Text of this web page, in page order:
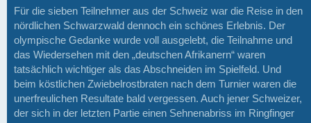
Für die sieben Teilnehmer aus der Schweiz war die Reise in den
nördlichen Schwarzwald dennoch ein schönes Erlebnis. Der
olympische Gedanke wurde voll ausgelebt, die Teilnahme und
das Wiedersehen mit den „deutschen Afrikanern“ waren
tatsächlich wichtiger als das Abschneiden im Spielfeld. Und
beim köstlichen Zwiebelrostbraten nach dem Turnier waren die
unerfreulichen Resultate bald vergessen. Auch jener Schweizer,
der sich in der letzten Partie einen Sehnenabriss im Ringfinger